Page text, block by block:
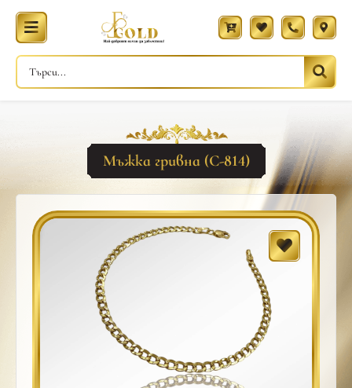
Мъжка гривна (С-814)